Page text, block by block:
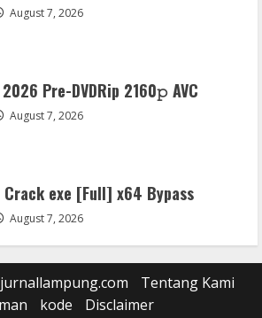
August 7, 2026
Pre-DVDRip 2160𝚙 AVC
August 7, 2026
Crack exe [Full] x64 Bypass
August 7, 2026
Tentang Kami
kode
Disclaimer